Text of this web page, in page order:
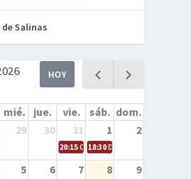
Salinas
HOY
mié. jue. vie. sáb. dom.
29 30 31 1 2
20:15Cine en la calle – Cómo
18:30Danza – Cita en el
5 6 7 8 9